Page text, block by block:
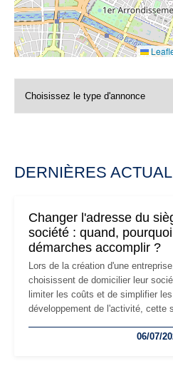
DERNIÈRES
Changer l'adresse du
société : quand,
démarches accomplir ?
Lors de la création d'une
choisissent de domicilier leur
limiter les coûts et de simplifier
développement de l'activité, cette
professionnels, recrutement,06/07/